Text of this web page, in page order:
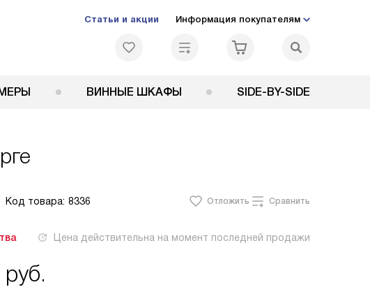
Статьи и акции Информация покупателям
ВИННЫЕ ШКАФЫ SIDE-BY-SIDE
Код товара: 8336 Отложить Сравнить
Цена действительна на момент последней продажи
руб.